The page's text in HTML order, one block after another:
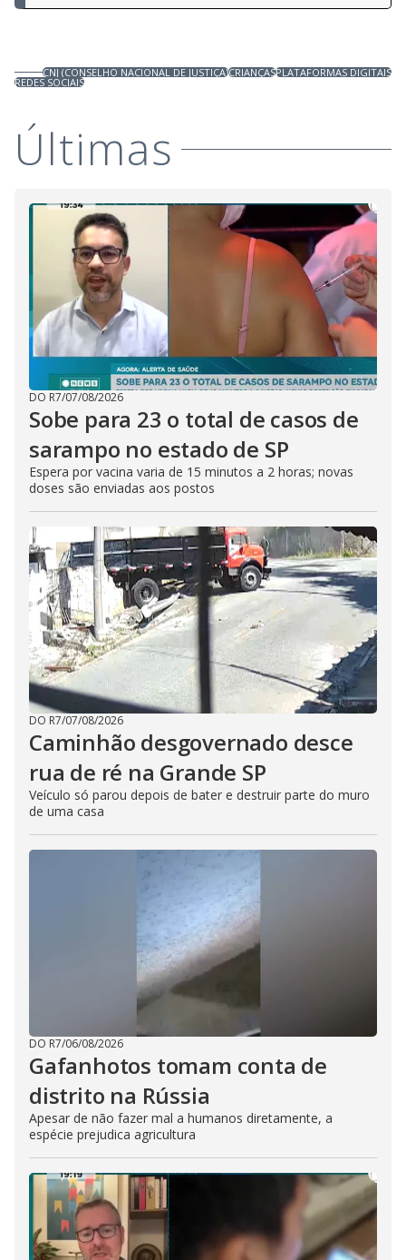
CNJ (CONSELHO NACIONAL DE JUSTIÇA)CRIANÇASPLATAFORMAS DIGITAIS
REDES SOCIAIS
Últimas
DO R7/07/08/2026
Sobe para 23 o total de casos de
sarampo no estado de SP
Espera por vacina varia de 15 minutos a 2 horas; novas
doses são enviadas aos postos
DO R7/07/08/2026
Caminhão desgovernado desce
rua de ré na Grande SP
Veículo só parou depois de bater e destruir parte do muro
de uma casa
DO R7/06/08/2026
Gafanhotos tomam conta de
distrito na Rússia
Apesar de não fazer mal a humanos diretamente, a
espécie prejudica agricultura